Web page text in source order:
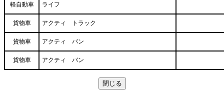
軽自動車 ライフ
貨物車 アクティ トラック
貨物車 アクティ バン
貨物車 アクティ バン